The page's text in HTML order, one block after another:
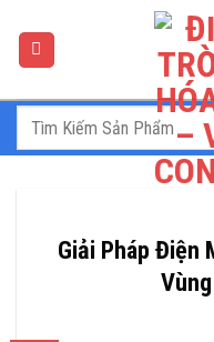
content
Giải Pháp Điện